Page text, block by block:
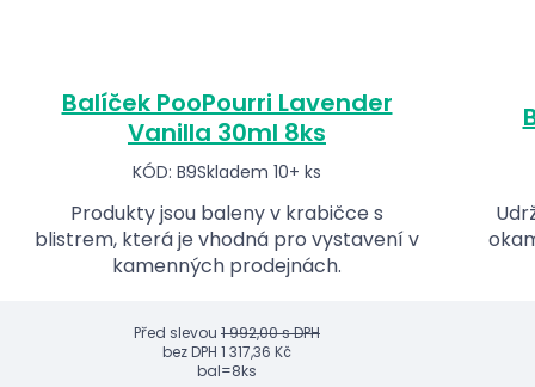
Balíček PooPourri Lavender
Vanilla 30ml 8ks
KÓD: B9Skladem 10+ ks
Produkty jsou baleny v krabičce s
blistrem, která je vhodná pro vystavení v
kamenných prodejnách.
Před slevou 1 992,00 s DPH
bez DPH 1 317,36 Kč
bal=8ks